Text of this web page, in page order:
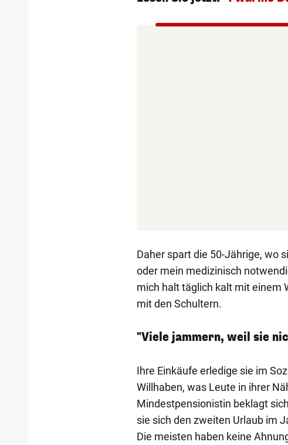
Daher spart die 50-Jährige, wo
oder mein medizinisch
mich halt täglich kalt mit einem
mit den Schultern.
"Viele jammern, weil sie
Ihre Einkäufe erledige sie im
Willhaben, was Leute in ihrer
Mindestpensionistin beklagt
sie sich den zweiten Urlaub im
Die meisten haben keine